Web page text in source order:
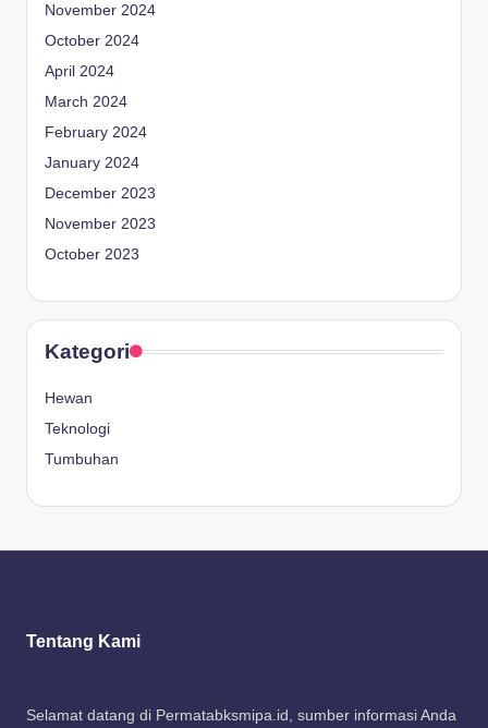
November 2024
October 2024
April 2024
March 2024
February 2024
January 2024
December 2023
November 2023
October 2023
Kategori
Hewan
Teknologi
Tumbuhan
Tentang Kami
Selamat datang di Permatabksmipa.id, sumber informasi Anda